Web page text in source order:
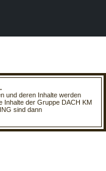
und deren Inhalte werden
Inhalte der Gruppe DACH KM
sind dann